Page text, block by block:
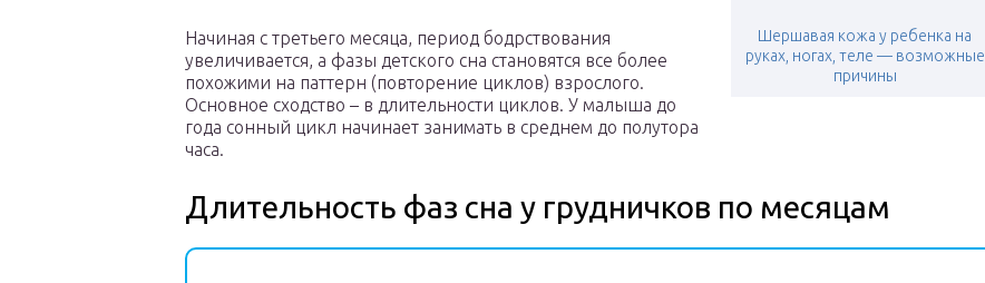
Шершавая кожа у ребенка на
руках, ногах, теле — возможные
причины
Начиная с третьего месяца, период бодрствования
увеличивается, а фазы детского сна становятся все более
похожими на паттерн (повторение циклов) взрослого.
Основное сходство – в длительности циклов. У малыша до
года сонный цикл начинает занимать в среднем до полутора
часа.
Длительность фаз сна у грудничков по месяцам